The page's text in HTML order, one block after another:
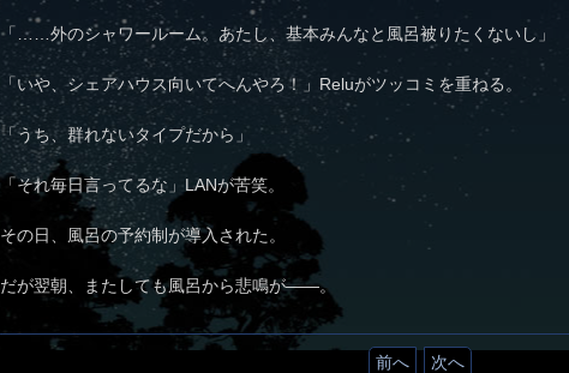
「……外のシャワールーム。あたし、基本みんなと風呂被りたくないし」
「いや、シェアハウス向いてへんやろ！」Reluがツッコミを重ねる。
「うち、群れないタイプだから」
「それ毎日言ってるな」LANが苦笑。
その日、風呂の予約制が導入された。
だが翌朝、またしても風呂から悲鳴が——。
前へ 次へ